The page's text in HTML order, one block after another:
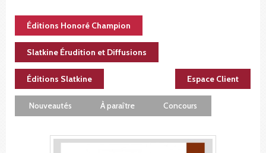
Éditions Honoré Champion
Slatkine Érudition et Diffusions
Éditions Slatkine Espace Client
Nouveautés À paraître Concours